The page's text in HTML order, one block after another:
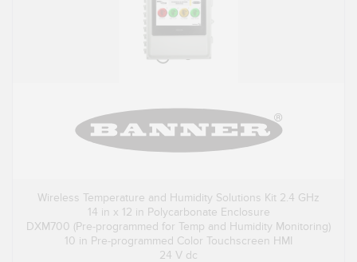
Wireless Temperature and Humidity Solutions Kit 2.4 GHz
14 in x 12 in Polycarbonate Enclosure
DXM700 (Pre-programmed for Temp and Humidity Monitoring)
10 in Pre-programmed Color Touchscreen HMI
24 V dc